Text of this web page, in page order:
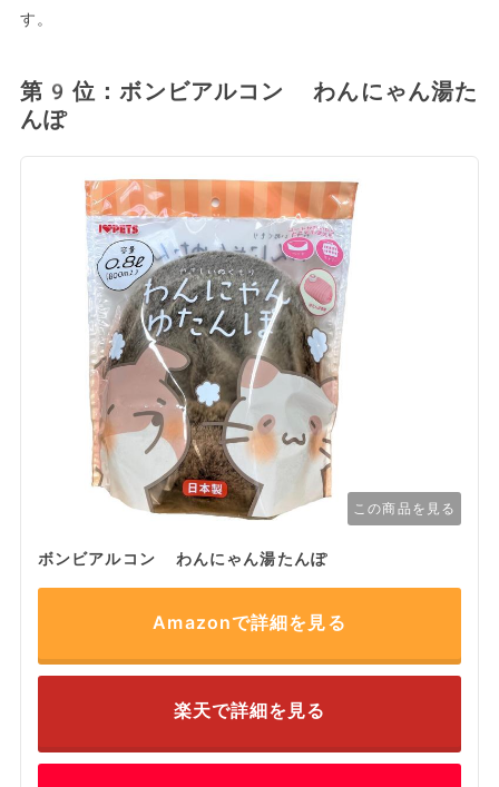
す。
第9位：ボンビアルコン わんにゃん湯た
んぽ
この商品を見る
ボンビアルコン わんにゃん湯たんぽ
Amazonで詳細を見る
楽天で詳細を見る